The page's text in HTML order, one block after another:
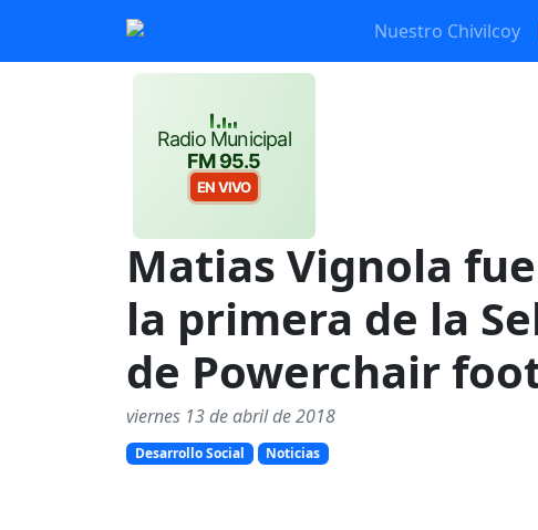
Nuestro Chivilcoy
Radio Municipal
FM 95.5
EN VIVO
Matias Vignola
la primera de la
de Powerchair
viernes 13 de abril de 2018
Desarrollo Social Noticias